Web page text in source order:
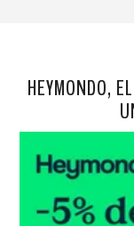
HEYMONDO,